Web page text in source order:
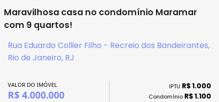
Maravilhosa casa no condomínio Maramar
com 9 quartos!
Rua Eduardo Collier Filho - Recreio dos Bandeirantes,
Rio de Janeiro, RJ
VALOR DO IMÓVEL
R$ 4.000.000
IPTU R$ 1.000
Condomínio R$ 1.100